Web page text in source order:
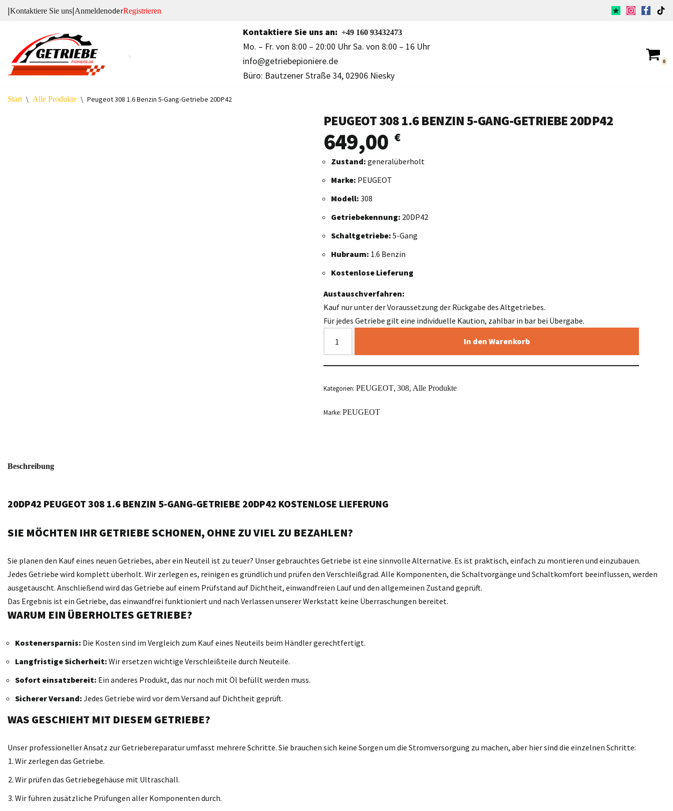
springen
|Kontaktiere Sie uns|AnmeldenoderRegistrieren
Kontaktiere Sie uns an: +49 160 93432473
Mo. – Fr. von 8:00 – 20:00 Uhr Sa. von 8:00 – 16 Uhr
info@getriebepioniere.de
Büro: Bautzener Straße 34, 02906 Niesky
0
Start \ Alle Produkte \ Peugeot 308 1.6 Benzin 5-Gang-Getriebe 20DP42
PEUGEOT 308 1.6 BENZIN 5-GANG-GETRIEBE 20DP42
649,00 €
Zustand: generalüberholt
Marke: PEUGEOT
Modell: 308
Getriebekennung: 20DP42
Schaltgetriebe: 5-Gang
Hubraum: 1.6 Benzin
Kostenlose Lieferung
Austauschverfahren:
Kauf nur unter der Voraussetzung der Rückgabe des Altgetriebes.
Für jedes Getriebe gilt eine individuelle Kaution, zahlbar in bar bei Übergabe.
In den Warenkorb
Kategorien: PEUGEOT, 308, Alle Produkte
Marke: PEUGEOT
Beschreibung
20DP42 PEUGEOT 308 1.6 BENZIN 5-GANG-GETRIEBE 20DP42 KOSTENLOSE LIEFERUNG
SIE MÖCHTEN IHR GETRIEBE SCHONEN, OHNE ZU VIEL ZU BEZAHLEN?
Sie planen den Kauf eines neuen Getriebes, aber ein Neuteil ist zu teuer? Unser gebrauchtes Getriebe ist eine sinnvolle Alternative. Es ist praktisch, einfach zu montieren und einzubauen.
Jedes Getriebe wird komplett überholt. Wir zerlegen es, reinigen es gründlich und prüfen den Verschleißgrad. Alle Komponenten, die Schaltvorgänge und Schaltkomfort beeinflussen, werden
ausgetauscht. Anschließend wird das Getriebe auf einem Prüfstand auf Dichtheit, einwandfreien Lauf und den allgemeinen Zustand geprüft.
Das Ergebnis ist ein Getriebe, das einwandfrei funktioniert und nach Verlassen unserer Werkstatt keine Überraschungen bereitet.
WARUM EIN ÜBERHOLTES GETRIEBE?
Kostenersparnis: Die Kosten sind im Vergleich zum Kauf eines Neuteils beim Händler gerechtfertigt.
Langfristige Sicherheit: Wir ersetzen wichtige Verschleißteile durch Neuteile.
Sofort einsatzbereit: Ein anderes Produkt, das nur noch mit Öl befüllt werden muss.
Sicherer Versand: Jedes Getriebe wird vor dem Versand auf Dichtheit geprüft.
WAS GESCHIEHT MIT DIESEM GETRIEBE?
Unser professioneller Ansatz zur Getriebereparatur umfasst mehrere Schritte. Sie brauchen sich keine Sorgen um die Stromversorgung zu machen, aber hier sind die einzelnen Schritte:
Wir zerlegen das Getriebe.
Wir prüfen das Getriebegehäuse mit Ultraschall.
Wir führen zusätzliche Prüfungen aller Komponenten durch.